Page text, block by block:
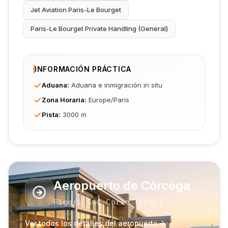
Jet Aviation Paris-Le Bourget
Paris-Le Bourget Private Handling (General)
INFORMACIÓN PRÁCTICA
Aduana: Aduana e inmigración in situ
Zona Horaria: Europe/Paris
Pista: 3000 m
Aeropuerto de Córcega
Figari Sud-Corse( LFKF )
Ver todos los detalles del aeropuerto